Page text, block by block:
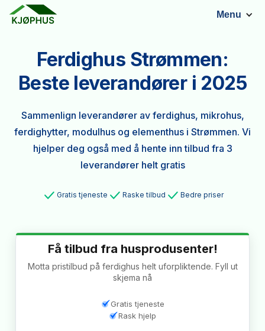
Menu
Ferdighus Strømmen:
Beste leverandører i 2025
Sammenlign leverandører av ferdighus, mikrohus,
ferdighytter, modulhus og elementhus i Strømmen. Vi
hjelper deg også med å hente inn tilbud fra 3
leverandører helt gratis
Gratis tjeneste Raske tilbud Bedre priser
Få tilbud fra husprodusenter!
Motta pristilbud på ferdighus helt uforpliktende. Fyll ut
skjema nå
Gratis tjeneste
Rask hjelp